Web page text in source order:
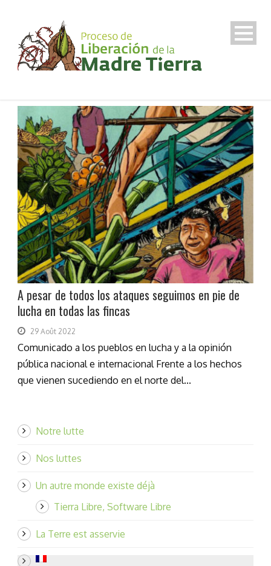
A pesar de todos los ataques seguimos en pie de
lucha en todas las fincas
29 Août 2022
Comunicado a los pueblos en lucha y a la opinión
pública nacional e internacional Frente a los hechos
que vienen sucediendo en el norte del...
Notre lutte
Nos luttes
Un autre monde existe déjà
Tierra Libre, Software Libre
La Terre est asservie